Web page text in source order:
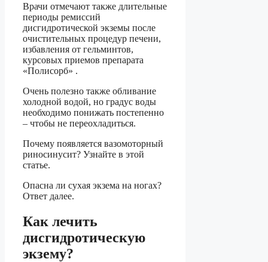
Врачи отмечают также длительные
периоды ремиссий
дисгидротической экземы после
очистительных процедур печени,
избавления от гельминтов,
курсовых приемов препарата
«Полисорб» .
Очень полезно также обливание
холодной водой, но градус воды
необходимо понижать постепенно
– чтобы не переохладиться.
Почему появляется вазомоторный
риносинусит? Узнайте в этой
статье.
Опасна ли сухая экзема на ногах?
Ответ далее.
Как лечить
дисгидротическую
экзему?